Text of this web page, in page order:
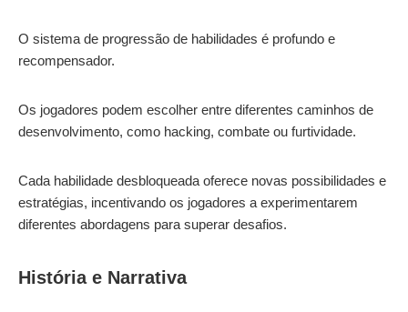
O sistema de progressão de habilidades é profundo e
recompensador.
Os jogadores podem escolher entre diferentes caminhos de
desenvolvimento, como hacking, combate ou furtividade.
Cada habilidade desbloqueada oferece novas possibilidades e
estratégias, incentivando os jogadores a experimentarem
diferentes abordagens para superar desafios.
História e Narrativa